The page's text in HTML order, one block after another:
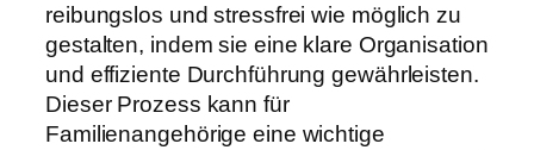
reibungslos und stressfrei wie möglich zu
gestalten, indem sie eine klare Organisation
und effiziente Durchführung gewährleisten.
Dieser Prozess kann für
Familienangehörige eine wichtige